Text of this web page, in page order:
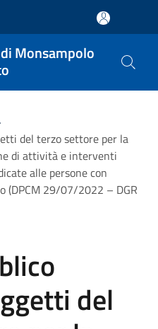
Monsampolo
del terzo settore per la
di attività e interventi
alle persone con
(DPCM 29/07/2022 – DGR
del